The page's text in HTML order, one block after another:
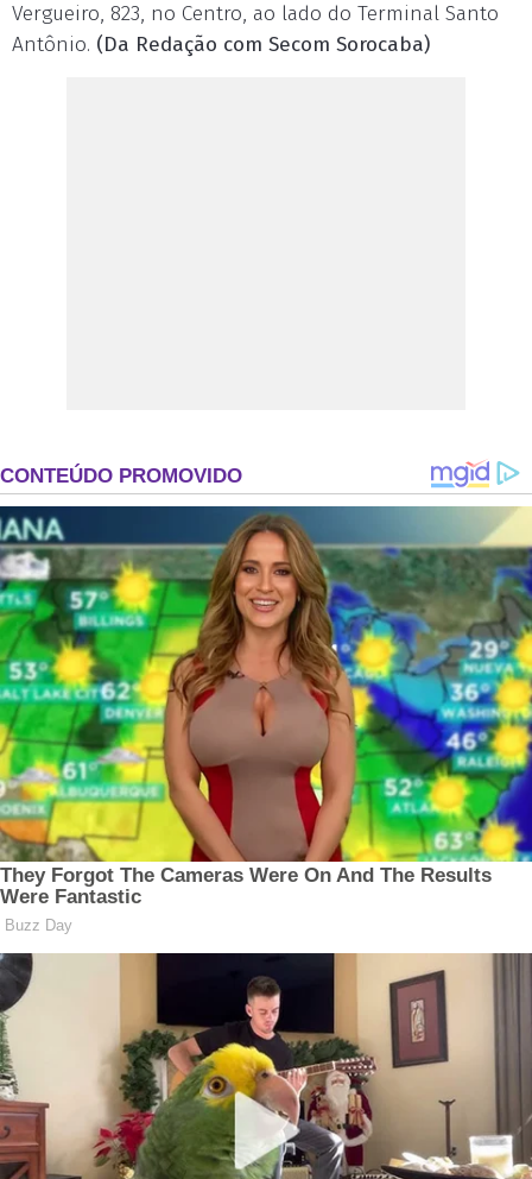
Vergueiro, 823, no Centro, ao lado do Terminal Santo
Antônio. (Da Redação com Secom Sorocaba)